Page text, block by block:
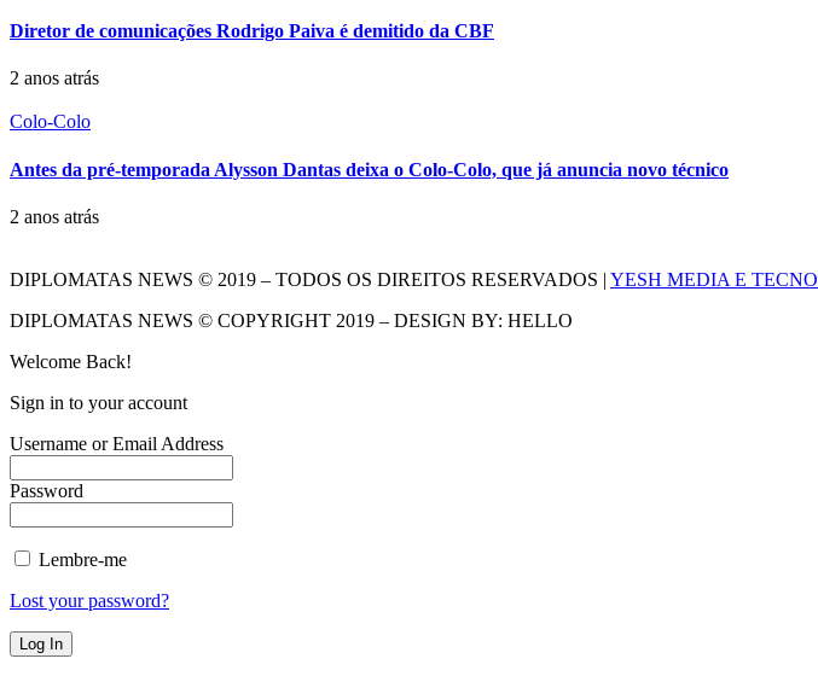
Diretor de comunicações Rodrigo Paiva é demitido da CBF
2 anos atrás
Colo-Colo
Antes da pré-temporada Alysson Dantas deixa o Colo-Colo, que já anuncia novo técnico
2 anos atrás
DIPLOMATAS NEWS © 2019 – TODOS OS DIREITOS RESERVADOS | YESH MEDIA E
DIPLOMATAS NEWS © COPYRIGHT 2019 – DESIGN BY: HELLO
Welcome Back!
Sign in to your account
Username or Email Address
Password
Lembre-me
Lost your password?